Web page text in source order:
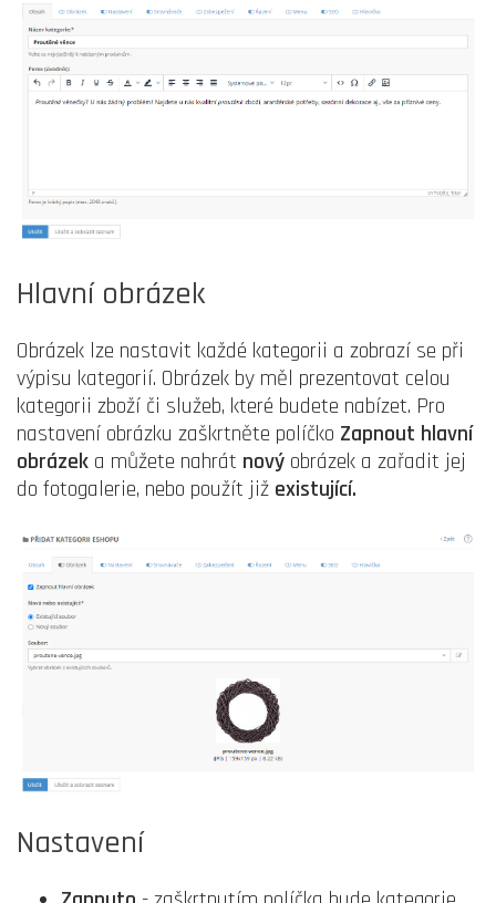
Hlavní obrázek
Obrázek lze nastavit každé kategorii a zobrazí se při
výpisu kategorií. Obrázek by měl prezentovat celou
kategorii zboží či služeb, které budete nabízet. Pro
nastavení obrázku zaškrtněte políčko Zapnout hlavní
obrázek a můžete nahrát nový obrázek a zařadit jej
do fotogalerie, nebo použít již existující.
Nastavení